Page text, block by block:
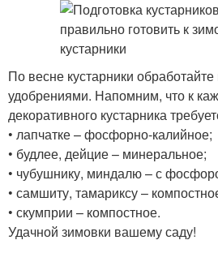
По весне кустарники
удобрениями. Напомним, что к
декоративного кустарника
• лапчатке – фосфорно-калийное;
• будлее, дейцие – минеральное;
• чубушнику, миндалю – с
• самшиту, тамариксу –
• скумприи – компостное.
Удачной зимовки вашему саду!